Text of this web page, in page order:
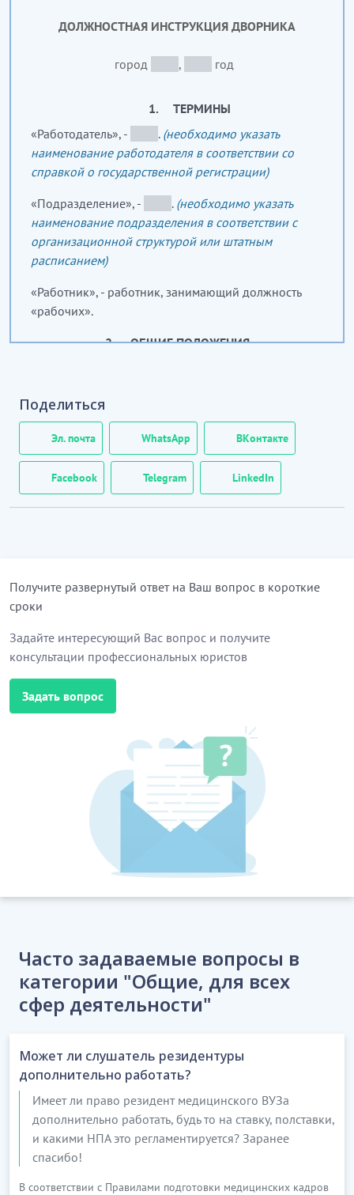
ДОЛЖНОСТНАЯ ИНСТРУКЦИЯ ДВОРНИКА
город , год
1. ТЕРМИНЫ
«Работодатель», -
. (необходимо указать
наименование работодателя в соответствии со
справкой о государственной регистрации)
«Подразделение», -
. (необходимо указать
наименование подразделения в соответствии с
организационной структурой или штатным
расписанием)
«Работник», - работник, занимающий должность
«рабочих».
2. ОБЩИЕ ПОЛОЖЕНИЯ
Работодателя, определяет требования к
квалификации Работника, состав его должностных
обязанностей, права и ответственность.
2. Работник относится к категории
Работодателем и Работником трудового договора.
[Скрытый текст. Полная версия доступна после
скачивания]
Поделиться
Эл. почта WhatsApp ВКонтакте
Facebook Telegram LinkedIn
Получите развернутый ответ на Ваш вопрос в короткие
сроки
Задайте интересующий Вас вопрос и получите
консультации профессиональных юристов
Задать вопрос
Часто задаваемые вопросы в
категории "Общие, для всех
сфер деятельности"
Может ли слушатель резидентуры
дополнительно работать?
Имеет ли право резидент медицинского ВУЗа
дополнительно работать, будь то на ставку, полставки,
и какими НПА это регламентируется? Заранее
спасибо!
В соответствии с Правилами подготовки медицинских кадров